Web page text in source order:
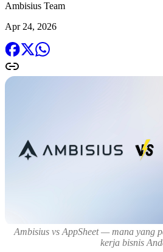
Ambisius Team
Apr 24, 2026
Ambisius vs AppSheet — mana yang
kerja bisnis